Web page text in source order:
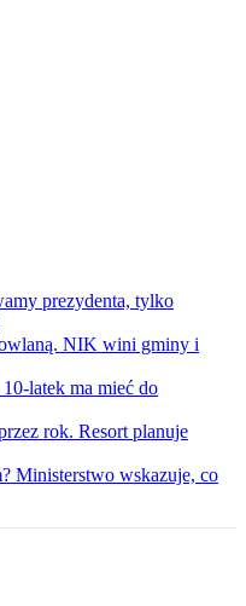
prezydenta, tylko
NIK wini gminy i
latek ma mieć do
rok. Resort planuje
Ministerstwo wskazuje, co